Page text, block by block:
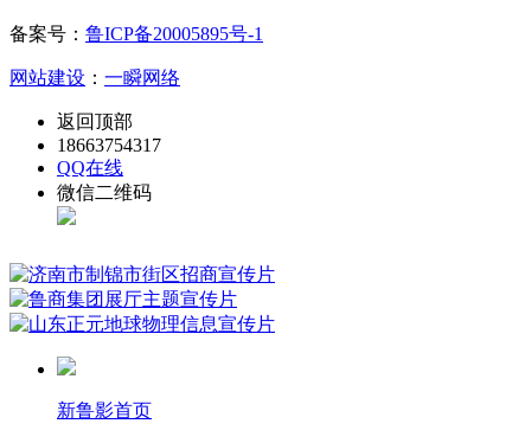
备案号： 鲁ICP备20005895号-1
网站建设 ： 一瞬网络
返回顶部
18663754317
QQ在线
微信二维码
新鲁影首页